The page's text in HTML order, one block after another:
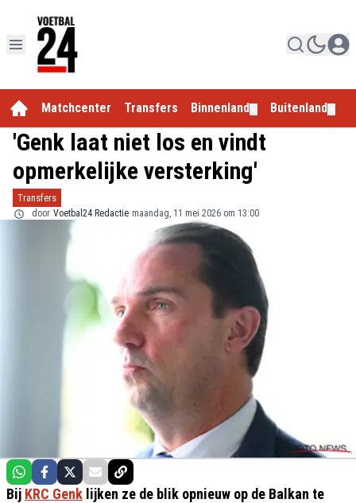
Matchcenter Transfers Binnenland Buitenland
'Genk laat niet los en vindt
opmerkelijke versterking'
Transfers
door Voetbal24 Redactie maandag, 11 mei 2026 om 13:00
Bij KRC Genk lijken ze de blik opnieuw op de Balkan te